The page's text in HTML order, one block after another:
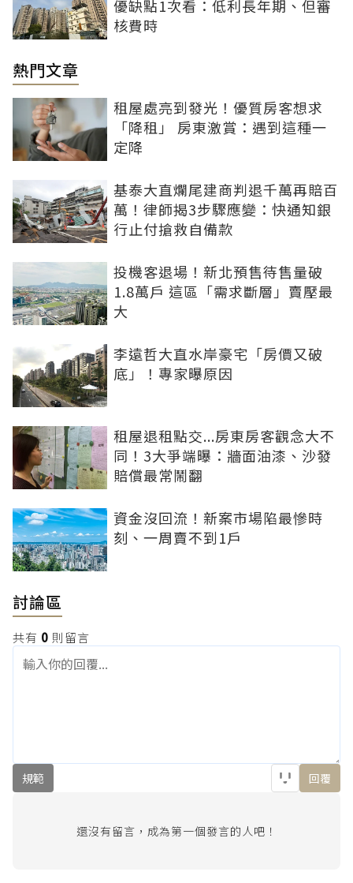
優缺點1次看：低利長年期、但審
核費時
熱門文章
租屋處亮到發光！優質房客想求
「降租」 房東激賞：遇到這種一
定降
基泰大直爛尾建商判退千萬再賠百
萬！律師揭3步驟應變：快通知銀
行止付搶救自備款
投機客退場！新北預售待售量破
1.8萬戶 這區「需求斷層」賣壓最
大
李遠哲大直水岸豪宅「房價又破
底」！專家曝原因
租屋退租點交...房東房客觀念大不
同！3大爭端曝：牆面油漆、沙發
賠償最常鬧翻
資金沒回流！新案市場陷最慘時
刻、一周賣不到1戶
討論區
共有 0 則留言
規範 回覆
還沒有留言，成為第一個發言的人吧！